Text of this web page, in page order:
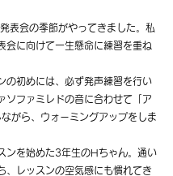
表会の季節がやってきました。私
会に向けて一生懸命に練習を重ね
の初めには、必ず発声練習を行い
ソファミレドの音に合わせて「ア
がら、ウォーミングアップをしま
ンを始めた3年生のHちゃん。通い
、レッスンの空気感にも慣れてき